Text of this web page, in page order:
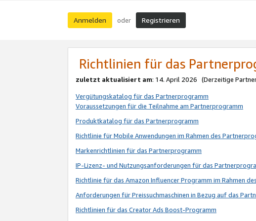
Anmelden oder Registrieren
Richtlinien für das
zuletzt aktualisiert am: 14. April 2026 (Derzeitige
Vergütungskatalog für das Partnerprogramm
Voraussetzungen für die Teilnahme am Partnerprogramm
Produktkatalog für das Partnerprogramm
Richtlinie für Mobile Anwendungen im Rahmen des
Markenrichtlinien für das Partnerprogramm
IP-Lizenz- und Nutzungsanforderungen für das
Richtlinie für das Amazon Influencer Programm im Rahmen
Anforderungen für Preissuchmaschinen in Bezug auf das
Richtlinien für das Creator Ads Boost-Programm